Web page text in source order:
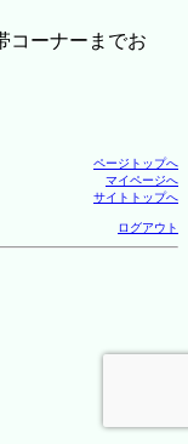
コーナーまでお
ページトップへ
マイページへ
サイトトップへ
ログアウト